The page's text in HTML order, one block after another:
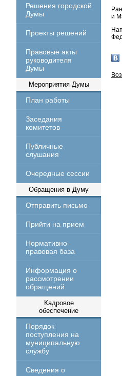
Решения городской
Думы
Проекты решений
Правовые акты
руководителя
Думы
Мероприятия Думы
План работы
Заседания
комитетов
Публичные
слушания
Очередные сессии
Обращения в Думу
Отправить письмо
Прийти на прием
Нормативно-
правовая база
Информация о
рассмотрении
обращений
Кадровое
обеспечение
Порядок
поступления на
муниципальную
службу
Сведения о
и